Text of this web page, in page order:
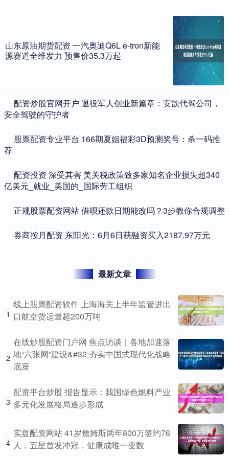
山东原油期货配资 一汽奥迪Q6L e-tron新能
源赛道全维发力 预售价35.3万起
​配资炒股官网开户 退役军人创业新篇章：安歆代驾公司，
安全驾驶的守护者
​股票配资专业平台 166期夏姐福彩3D预测奖号：杀一码推
荐
​配资投资 深受其害 美关税政策致多家知名企业损失超340
亿美元_就业_美国的_国际劳工组织
​正规股票配资网站 借呗还款日期能改吗？3步教你合规调整
​券商按月配资 东阳光：6月6日获融资买入2187.97万元
最新文章
1
线上股票配资软件 上海海关上半年监管进出
口航空货运量超200万吨
2
在线炒股配资门户网 焦点访谈｜各地加速落
地“六张网”建设&#32;夯实中国式现代化战略
底座
3
配资平台炒股 报告显示：我国绿色燃料产业
多元化发展格局逐步形成
4
实盘配资网站 41岁詹姆斯两年800万签约76
人，五星首发冲冠，健康成唯一变数